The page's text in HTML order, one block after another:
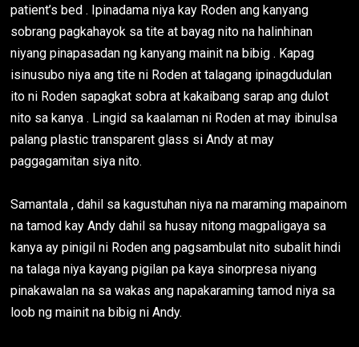
patient’s bed . Ipinadama niya kay Roden ang kanyang
sobrang pagkahayok sa tite at bayag nito na halinhinan
niyang pinapasadan ng kanyang mainit na bibig . Kapag
isinusubo niya ang tite ni Roden at talagang ipinagdudulan
ito ni Roden sapagkat sobra at kakaibang sarap ang dulot
nito sa kanya . Lingid sa kaalaman ni Roden at may ibinulsa
palang plastic transparent glass si Andy at may
paggagamitan siya nito.
Samantala , dahil sa kagustuhan niya na maraming mapainom
na tamod kay Andy dahil sa husay nitong magpaligaya sa
kanya ay pinigil ni Roden ang pagsambulat nito subalit hindi
na talaga niya kayang pigilan pa kaya sinorpresa niyang
pinakawalan na sa wakas ang napakaraming tamod niya sa
loob ng mainit na bibig ni Andy.